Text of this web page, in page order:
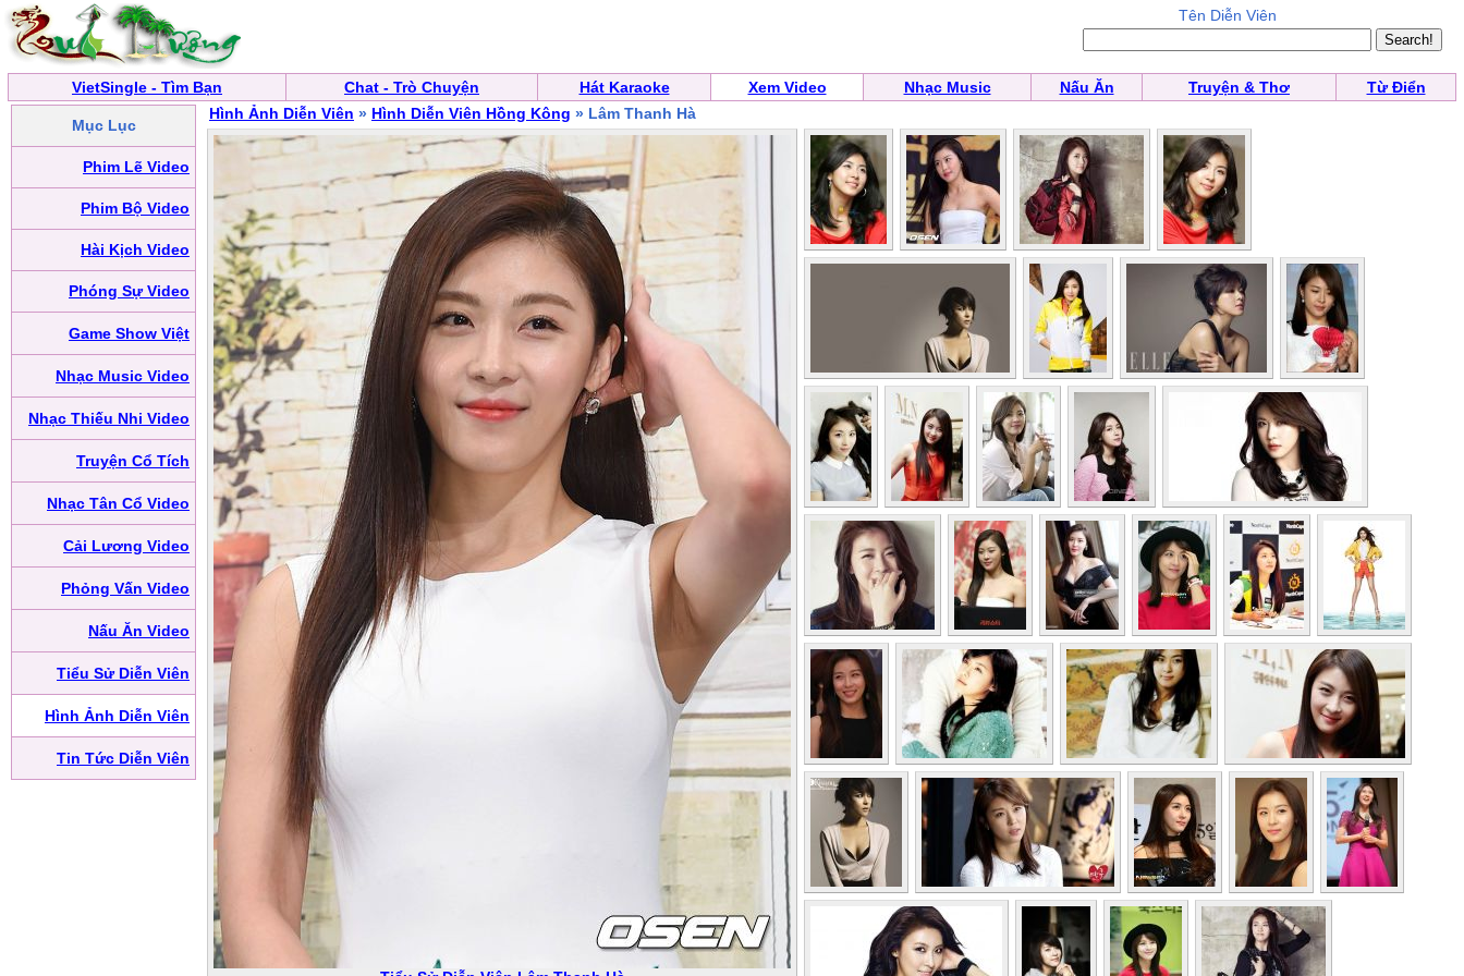
Tên Diễn Viên
VietSingle - Tìm Bạn Chat - Trò Chuyện Hát Karaoke Xem Video Nhạc Music Nấu Ăn Truyện & Thơ Từ Điển
Mục Lục
Phim Lẽ Video
Phim Bộ Video
Hài Kịch Video
Phóng Sự Video
Game Show Việt
Nhạc Music Video
Nhạc Thiếu Nhi Video
Truyện Cổ Tích
Nhạc Tân Cổ Video
Cải Lương Video
Phỏng Vấn Video
Nấu Ăn Video
Tiểu Sử Diễn Viên
Hình Ảnh Diễn Viên
Tin Tức Diễn Viên
Hình Ảnh Diễn Viên » Hình Diễn Viên Hồng Kông » Lâm Thanh Hà